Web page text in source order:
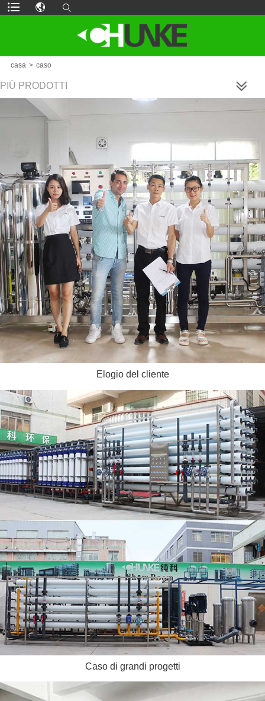
casa > caso
PIÙ PRODOTTI
Elogio del cliente
Caso di grandi progetti